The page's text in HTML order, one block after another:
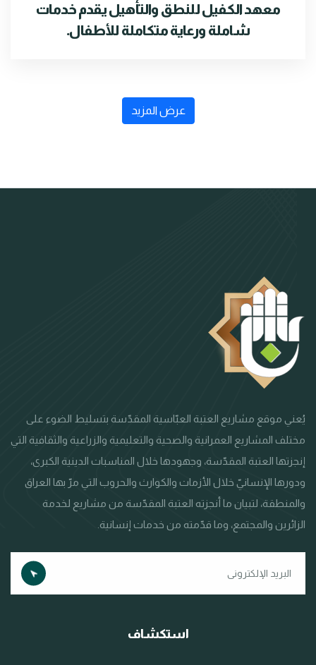
معهد الكفيل للنطق والتأهيل يقدم خدمات
شاملة ورعاية متكاملة للأطفال.
عرض المزيد
يُعني موقع مشاريع العتبة العبّاسية المقدّسة بتسليط الضوء على
مختلف المشاريع العمرانية والصحية والتعليمية والزراعية والثقافية التي
إنجزتها العتبة المقدّسة، وجهودها خلال المناسبات الدينية الكبرى،
ودورها الإنسانيّ خلال الأزمات والكوارث والحروب التي مرّ بها العراق
والمنطقة، لتبيان ما أنجزته العتبة المقدّسة من مشاريع لخدمة
الزائرين والمجتمع، وما قدّمته من خدمات إنسانية.
استكشاف